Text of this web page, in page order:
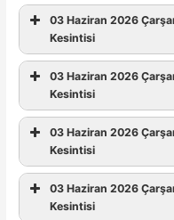
03 Haziran 2026
Kesintisi
03 Haziran 2026
Kesintisi
03 Haziran 2026
Kesintisi
03 Haziran 2026
Kesintisi